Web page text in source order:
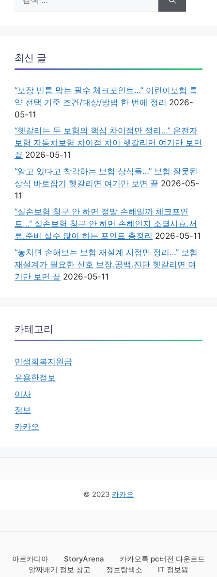
색:
최신 글
“보장 빈틈 막는 필수 체크포인트…” 어린이보험 특
약 선택 기준 조건/대상/방법 한 번에 정리 2026-
05-11
“헷갈리는 두 보험의 핵심 차이점만 정리…” 운전자
보험 자동차보험 차이점 차이 헷갈리면 여기만 보면
끝 2026-05-11
“알고 있다고 착각하는 보험 상식들…” 보험 잘못된
상식 바로잡기 헷갈리면 여기만 보면 끝 2026-05-
11
“실손보험 청구 안 하면 정말 손해일까 체크포인
트…” 실손보험 청구 안 하면 손해인지 소멸시효.서
류.준비 실수 많이 하는 포인트 총정리 2026-05-11
“놓치면 손해보는 보험 재설계 시점만 정리…” 보험
재설계가 필요한 신호 보장.공백.진단 헷갈리면 여
기만 보면 끝 2026-05-11
카테고리
민생회복지원금
유용한정보
이사
정보
카카오
© 2023 카카오
아르카디아 StoryArena
카카오톡 pc버전 다운로드
알짜배기 정보 창고
정보탐색소
IT 정보왕